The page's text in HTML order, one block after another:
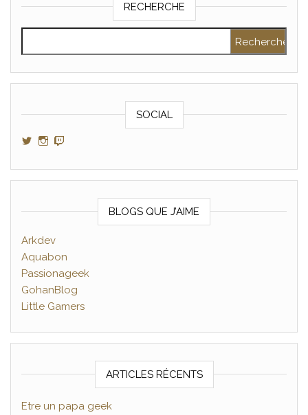
RECHERCHE
SOCIAL
Voir le profil de GamerAltris sur Twitter
Voir le profil de GamerAltris sur Instagram
BLOGS QUE J’AIME
Arkdev
Aquabon
Passionageek
GohanBlog
Little Gamers
ARTICLES RÉCENTS
Etre un papa geek